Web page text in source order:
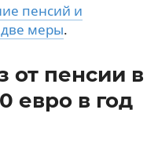
пенсий и
две меры.
от пенсии в
евро в год